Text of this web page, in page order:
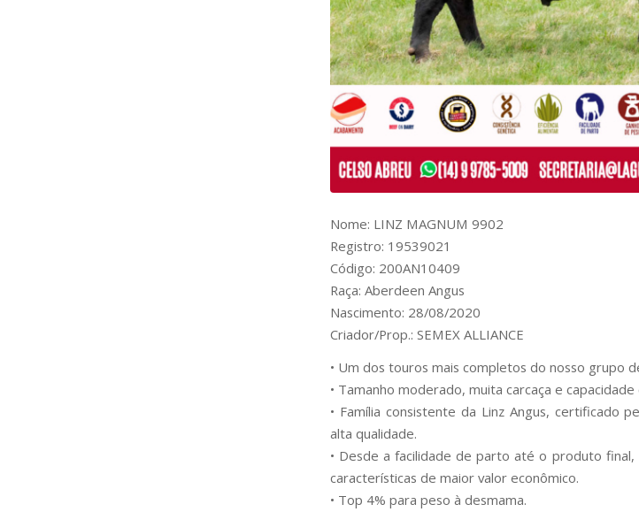
Nome: LINZ MAGNUM 9902
Registro: 19539021
Código: 200AN10409
Raça: Aberdeen Angus
Nascimento: 28/08/2020
Criador/Prop.: SEMEX ALLIANCE
• Um dos touros mais completos do nosso grupo
• Tamanho moderado, muita carcaça e capacidade
• Família consistente da Linz Angus, certificado
alta qualidade.
• Desde a facilidade de parto até o produto
características de maior valor econômico.
• Top 4% para peso à desmama.